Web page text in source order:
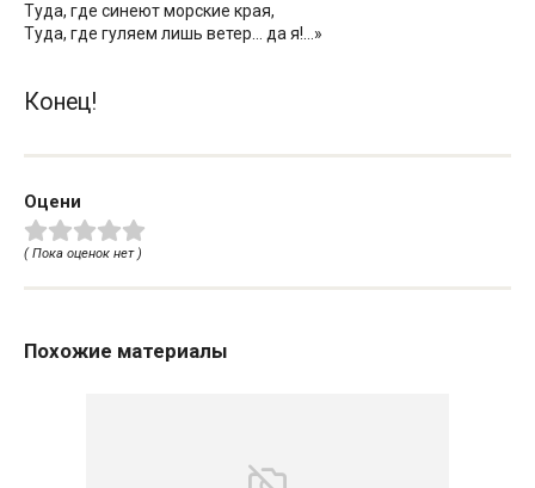
Туда, где синеют морские края,
Туда, где гуляем лишь ветер… да я!…»
Конец!
Оцени
( Пока оценок нет )
Похожие материалы